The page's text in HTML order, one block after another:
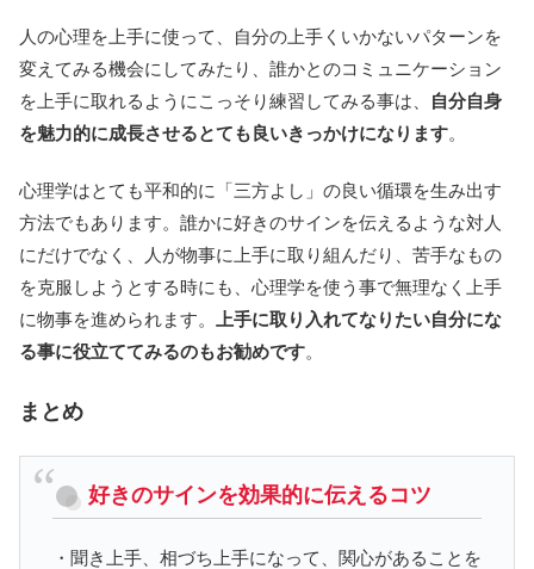
人の心理を上手に使って、自分の上手くいかないパターンを
変えてみる機会にしてみたり、誰かとのコミュニケーション
を上手に取れるようにこっそり練習してみる事は、
自分自身
を魅力的に成長させるとても良いきっかけになります。
心理学はとても平和的に「三方よし」の良い循環を生み出す
方法でもあります。誰かに好きのサインを伝えるような対人
にだけでなく、人が物事に上手に取り組んだり、苦手なもの
を克服しようとする時にも、心理学を使う事で無理なく上手
に物事を進められます。
上手に取り入れてなりたい自分にな
る事に役立ててみるのもお勧めです。
まとめ
好きのサインを効果的に伝えるコツ
・聞き上手、相づち上手になって、関心があることを